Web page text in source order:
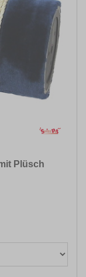
Plüsch